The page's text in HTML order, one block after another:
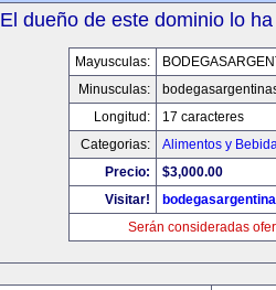
El dueño de este dominio lo
Mayusculas:
Minusculas:
Longitud:
17 caracteres
Categorias:
Alimentos y
Precio:
$3,000.00
Visitar!
Serán consideradas